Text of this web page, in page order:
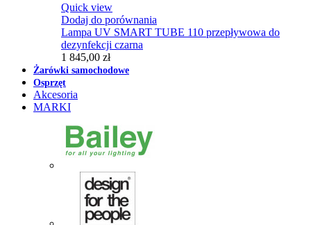
Quick view
Dodaj do porównania
Lampa UV SMART TUBE 110 przepływowa do
dezynfekcji czarna
1 845,00 zł
Żarówki samochodowe
Osprzęt
Akcesoria
MARKI